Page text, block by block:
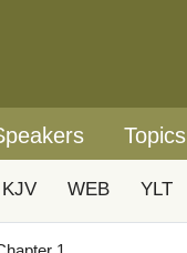
Topics
KJV WEB YLT